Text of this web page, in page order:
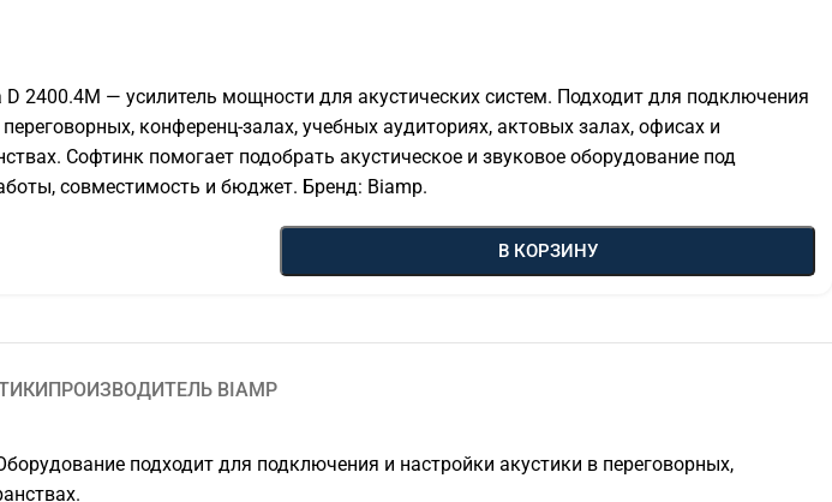
D 2400.4M — усилитель мощности для акустических систем. Подходит для подключения
конференц-залах, учебных аудиториях, актовых залах, офисах и
Софтинк помогает подобрать акустическое и звуковое оборудование под
совместимость и бюджет. Бренд: Biamp.
В КОРЗИНУ
ПРОИЗВОДИТЕЛЬ BIAMP
подходит для подключения и настройки акустики в переговорных,